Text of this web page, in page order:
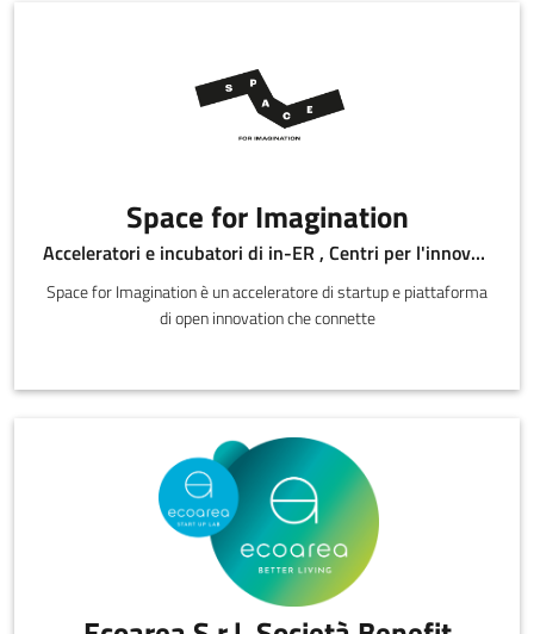
Space for Imagination
Acceleratori e incubatori di in-ER , Centri per l'innovazione
Space for Imagination è un acceleratore di startup e piattaforma
di open innovation che connette